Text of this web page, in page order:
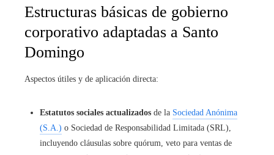
Estructuras básicas de gobierno
corporativo adaptadas a Santo
Domingo
Aspectos útiles y de aplicación directa:
Estatutos sociales actualizados de la Sociedad Anónima
(S.A.) o Sociedad de Responsabilidad Limitada (SRL),
incluyendo cláusulas sobre quórum, veto para ventas de